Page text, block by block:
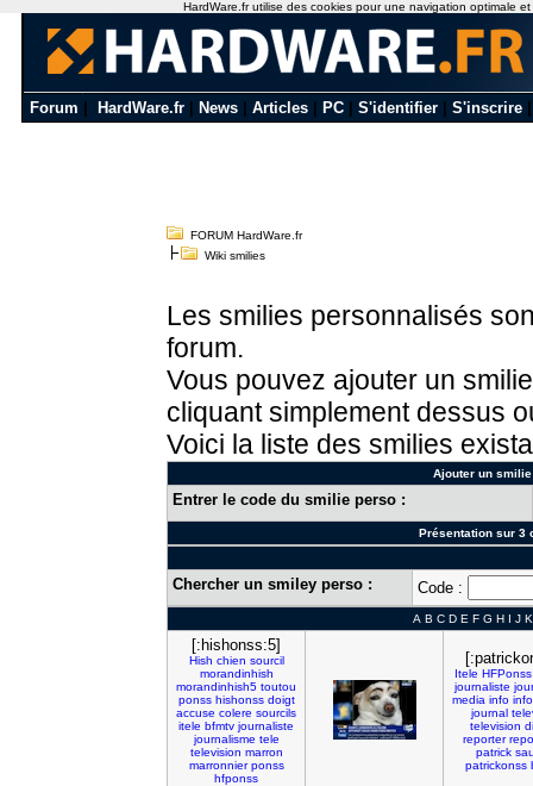
Forum HardWare.fr News Articles PC S'identifier S'inscrire
FORUM HardWare.fr
Wiki smilies
Les smilies personnalisés
forum.
Vous pouvez ajouter un
cliquant simplement dessus
Voici la liste des smilies
Ajouter un
Entrer le code du smilie perso :
Présentation sur 3
Chercher un smiley perso : Code :
A B C D E F G H I J K
[:hishonss:5]
Hish chien sourcil
morandinhish
morandinhish5 toutou
ponss hishonss doigt
accuse colere sourcils
itele bfmtv journaliste
journalisme tele
television marron
marronnier ponss
hfponss
Itele HFPonss
journaliste
media info
journal
television
reporter
patrick
patrickonss
HardWare.fr utilise des cookies pour une navigation optimale